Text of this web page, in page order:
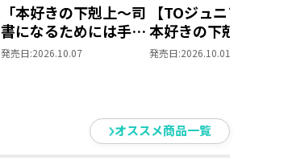
「本好きの下剋上～司
書になるためには手段
を選んでいられません
発売日:2026.10.07
【TOジュニア文庫】
本好きの下剋上 第
部 領主の養女１０
発売日:2026.10.01
オススメ商品一覧